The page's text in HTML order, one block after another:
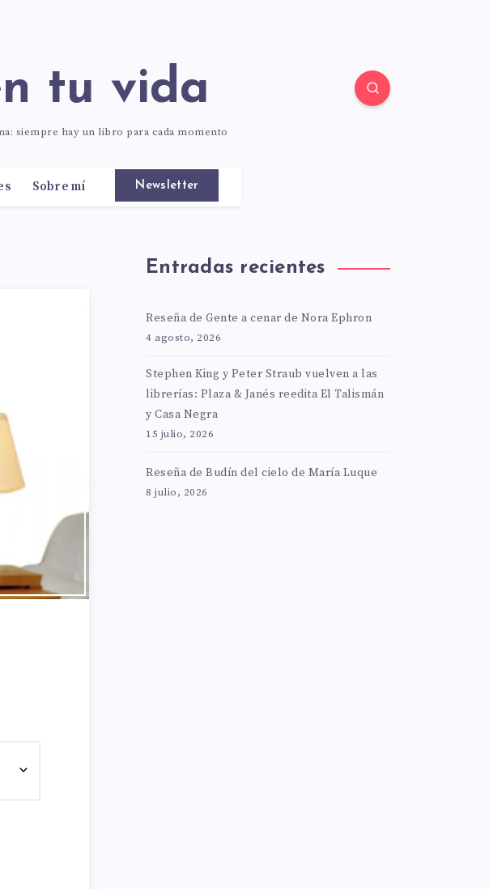
tu vida
siempre hay un libro para cada momento
Sobre mí Newsletter
Entradas recientes
Reseña de Gente a cenar de Nora Ephron
4 agosto, 2026
Stephen King y Peter Straub vuelven a las
librerías: Plaza & Janés reedita El Talismán
y Casa Negra
15 julio, 2026
Reseña de Budín del cielo de María Luque
8 julio, 2026